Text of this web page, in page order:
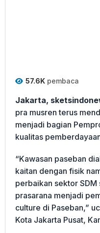
57.6K pembaca
Jakarta,
pra musren terus
menjadi bagian
kualitas
“Kawasan paseban
kaitan dengan fisik
perbaikan sektor
prasarana menjadi
culture di Paseban,”
Kota Jakarta Pusat,